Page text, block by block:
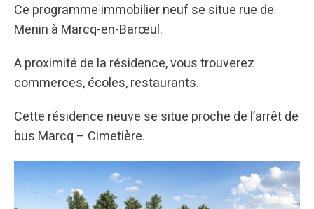
Ce programme immobilier neuf se situe rue de
Menin à Marcq-en-Barœul.
A proximité de la résidence, vous trouverez
commerces, écoles, restaurants.
Cette résidence neuve se situe proche de l’arrêt de
bus Marcq – Cimetière.